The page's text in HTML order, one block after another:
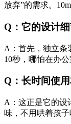
放弃”的需求。
Q：它的设计
A：首先，独立条
10秒，哪怕在办
Q：长时间使
A：这正是它的设
味，不用哄着孩